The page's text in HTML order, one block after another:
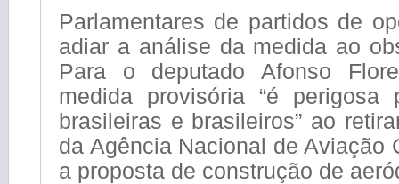
Parlamentares de partidos de
adiar a análise da medida ao
Para o deputado Afonso
medida provisória “é
brasileiras e brasileiros” ao
da Agência Nacional de Aviação
a proposta de construção de